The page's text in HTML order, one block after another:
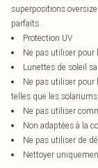
superpositions
parfaits.
Protection UV
Ne pas utiliser pour
Lunettes de soleil
Ne pas utiliser pour
telles que les solariums.
Ne pas utiliser
Non adaptées à la
Ne pas utiliser de
Nettoyer